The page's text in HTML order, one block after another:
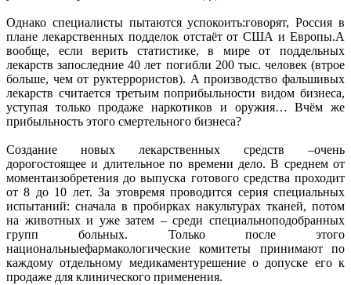
Однако специалисты пытаются успокоить:говорят, Россия в
плане лекарственных подделок отстаёт от США и Европы.А
вообще, если верить статистике, в мире от поддельных
лекарств запоследние 40 лет погибли 200 тыс. человек (втрое
больше, чем от руктеррористов). А производство фальшивых
лекарств считается третьим поприбыльности видом бизнеса,
уступая только продаже наркотиков и оружия… Вчём же
прибыльность этого смертельного бизнеса?
Создание новых лекарственных средств –очень
дорогостоящее и длительное по времени дело. В среднем от
моментаизобретения до выпуска готового средства проходит
от 8 до 10 лет. За этовремя проводится серия специальных
испытаний: сначала в пробирках накультурах тканей, потом
на животных и уже затем – среди специальноподобранных
групп больных. Только после этого
национальныефармакологические комитеты принимают по
каждому отдельному медикаментурешение о допуске его к
продаже для клинического применения.